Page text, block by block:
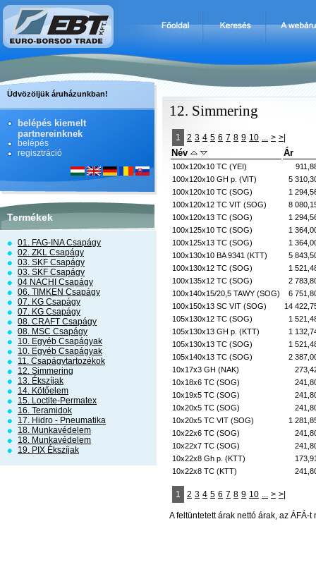
Üdvözöljük áruházunkban!
belépés kiemelt
partnereinknek
belépés
regisztráció
Termékek
01. FAG-INA Csapágy
02. ZKL Csapágy
03. SKF Csapágy
03. SKF Csapágy
04 NACHI Csapágy
06. TIMKEN Csapágy
07. KG Csapágy
07. KG Csapágy
08. CRAFT Csapágy
08. MSC Csapágy
10. Egyéb Csapágyak
10. Egyéb Csapágyak
11. Csapágytartozékok
12. Simmering
13. Ékszíjak
14. Kötőelem
15. Loctite-Permatex
16. Teramidok
17. Hidro - Pneumatika
18. Munkavédelem
18. Munkavédelem
19. PIX Ékszíjak
12. Simmering
1 2 3 4 5 6 7 8 9 10 ... > >|
Név Ár
100x120x10 TC (YEI)
100x120x10 GH p. (VIT)
5
100x120x10 TC (SOG)
1
100x120x12 TC VIT (SOG)
8
100x120x13 TC (SOG)
1
100x125x10 TC (SOG)
1
100x125x13 TC (SOG)
1
100x130x10 BA 9341 (KTT)
5
100x130x12 TC (SOG)
1
100x135x12 TC (SOG)
2
100x140x15/20,5 TAWY (SOG)
6
100x150x13 SC VIT (SOG)
14
105x130x12 TC (SOG)
1
105x130x13 GH p. (KTT)
1
105x130x13 TC (SOG)
1
105x140x13 TC (SOG)
2
10x17x3 GH (NAK)
10x18x6 TC (SOG)
10x19x5 TC (SOG)
10x20x5 TC (SOG)
10x20x5 TC VIT (SOG)
1
10x22x6 TC (SOG)
10x22x7 TC (SOG)
10x22x8 Gh p. (KTT)
10x22x8 TC (KTT)
1 2 3 4 5 6 7 8 9 10 ... > >|
A feltüntetett árak nettó árak, az ÁFÁ-t